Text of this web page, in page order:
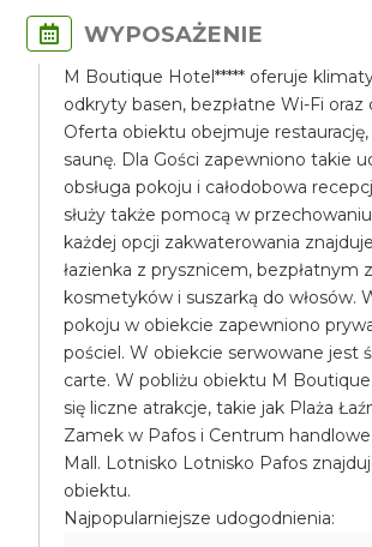
WYPOSAŻENIE
M Boutique Hotel***** oferuje
odkryty basen, bezpłatne Wi-Fi
Oferta obiektu obejmuje restaurację,
saunę. Dla Gości zapewniono takie
obsługa pokoju i całodobowa
służy także pomocą w
każdej opcji zakwaterowania
łazienka z prysznicem, bezpłatnym
kosmetyków i suszarką do włosów.
pokoju w obiekcie zapewniono
pościel. W obiekcie serwowane jest
carte. W pobliżu obiektu M
się liczne atrakcje, takie jak Plaża
Zamek w Pafos i Centrum
Mall. Lotnisko Lotnisko Pafos
obiektu.
Najpopularniejsze udogodnienia: